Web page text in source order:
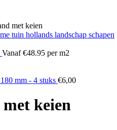
met keien
Vanaf €48.95 per m2
mm - 4 stuks €6,00
keien